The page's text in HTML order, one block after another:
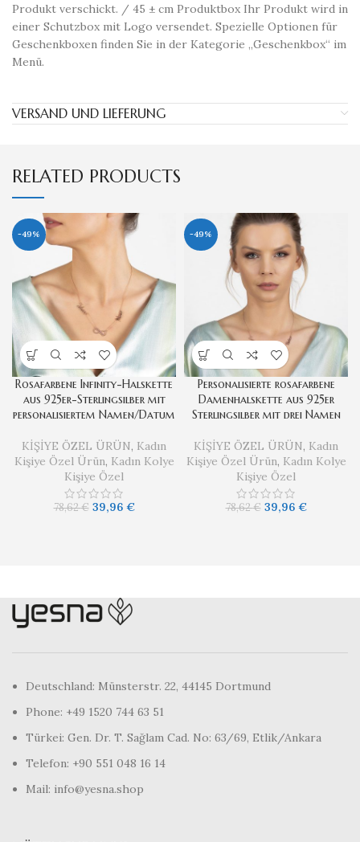
Produkt verschickt. / 45 ± cm Produktbox Ihr Produkt wird in
einer Schutzbox mit Logo versendet. Spezielle Optionen für
Geschenkboxen finden Sie in der Kategorie „Geschenkbox“ im
Menü.
VERSAND UND LIEFERUNG
RELATED PRODUCTS
-49%
Rosafarbene Infinity-Halskette
aus 925er-Sterlingsilber mit
personalisiertem Namen/Datum
KİŞİYE ÖZEL ÜRÜN, Kadın
Kişiye Özel Ürün, Kadın Kolye
Kişiye Özel
78,62€ 39,96 €
-49%
Personalisierte rosafarbene
Damenhalskette aus 925er
Sterlingsilber mit drei Namen
KİŞİYE ÖZEL ÜRÜN, Kadın
Kişiye Özel Ürün, Kadın Kolye
Kişiye Özel
78,62€ 39,96 €
Deutschland: Münsterstr. 22, 44145 Dortmund
Phone: +49 1520 744 63 51
Türkei: Gen. Dr. T. Sağlam Cad. No: 63/69, Etlik/Ankara
Telefon: +90 551 048 16 14
Mail: info@yesna.shop